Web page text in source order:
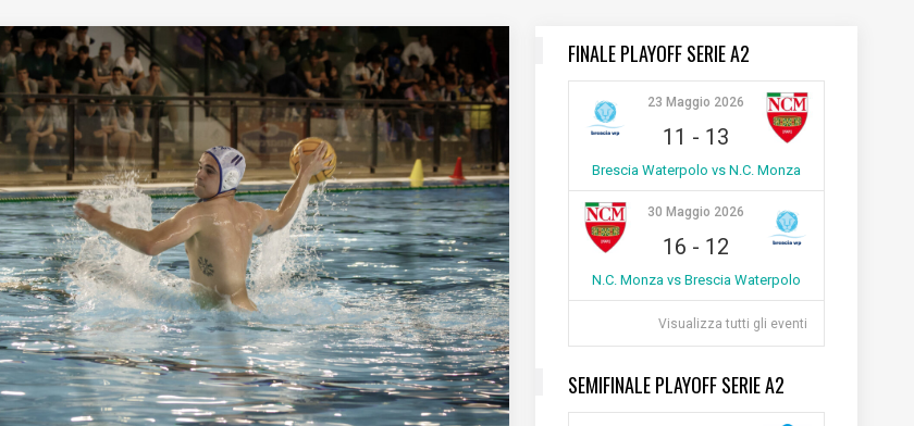
FINALE PLAYOFF SERIE A2
23 Maggio 2026
11 - 13
Brescia Waterpolo vs N.C. Monza
30 Maggio 2026
16 - 12
N.C. Monza vs Brescia Waterpolo
Visualizza tutti gli eventi
SEMIFINALE PLAYOFF SERIE A2